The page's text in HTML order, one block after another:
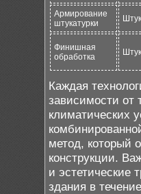
Армирование
штукатурки
Финишная
обработка
Каждая
зависимости от
климатических
метод, который
конструкции.
и эстетические
здания в